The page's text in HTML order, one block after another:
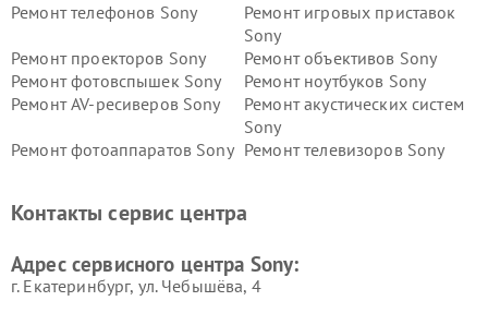
Ремонт телефонов Sony
Ремонт игровых приставок
Sony
Ремонт проекторов Sony
Ремонт объективов Sony
Ремонт фотовспышек Sony
Ремонт ноутбуков Sony
Ремонт AV-ресиверов Sony
Ремонт акустических систем
Sony
Ремонт фотоаппаратов Sony Ремонт телевизоров Sony
Контакты сервис центра
Адрес сервисного центра Sony:
г. Екатеринбург, ул. Чебышёва, 4